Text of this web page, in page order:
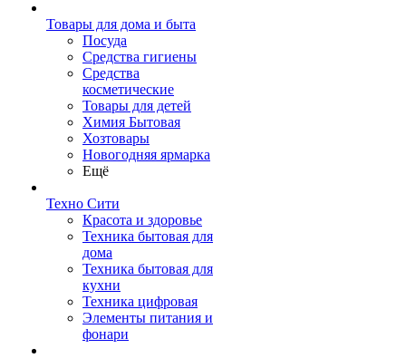
Товары для дома и быта
Посуда
Средства гигиены
Средства
косметические
Товары для детей
Химия Бытовая
Хозтовары
Новогодняя ярмарка
Ещё
Техно Сити
Красота и здоровье
Техника бытовая для
дома
Техника бытовая для
кухни
Техника цифровая
Элементы питания и
фонари